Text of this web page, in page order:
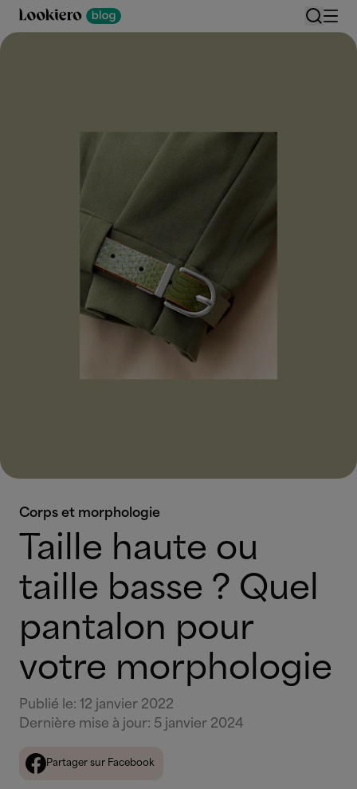
Corps et morphologie
Taille haute ou
taille basse ? Quel
pantalon pour
votre morphologie
Publié le: 12 janvier 2022
Dernière mise à jour: 5 janvier 2024
Partager sur Facebook